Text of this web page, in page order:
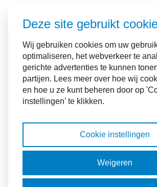
Deze site gebruikt
Wij gebruiken cookies om uw
optimaliseren, het webverkeer te
gerichte advertenties te kunnen
partijen. Lees meer over hoe wij
en hoe u ze kunt beheren door op
instellingen' te klikken.
Cookie instellingen
Weigeren